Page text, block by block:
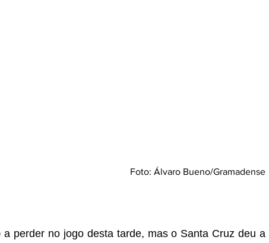
Foto: Álvaro Bueno/Gramadense
perder no jogo desta tarde, mas o Santa Cruz deu a